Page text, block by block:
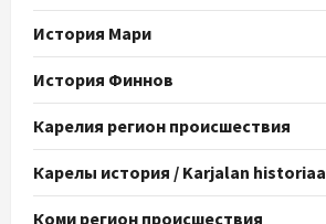
История Мари
История Финнов
Карелия регион происшествия
Карелы история / Karjalan historiaa
Коми регион происшествия